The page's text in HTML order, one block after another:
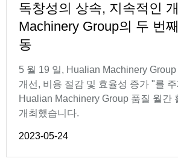
독창성의 상속, 지속적인
Machinery Group의 두 번
동
5 월 19 일, Hualian Machinery
개선, 비용 절감 및 효율성 증가 "를
Hualian Machinery Group 품질 월간
개최했습니다.
2023-05-24